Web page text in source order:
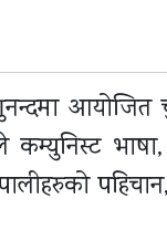
आयोजित
कम्युनिस्ट